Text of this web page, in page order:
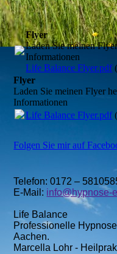
Flyer
Laden Sie meinen
Informationen
Life Balance Flyer.pdf
Flyer
Laden Sie meinen Flyer
Informationen
Life Balance Flyer.pdf
Folgen Sie mir auf
Telefon: 0172 –
E-Mail: info@hypnose-
Life Balance
Professionelle
Aachen.
Marcella Lohr -